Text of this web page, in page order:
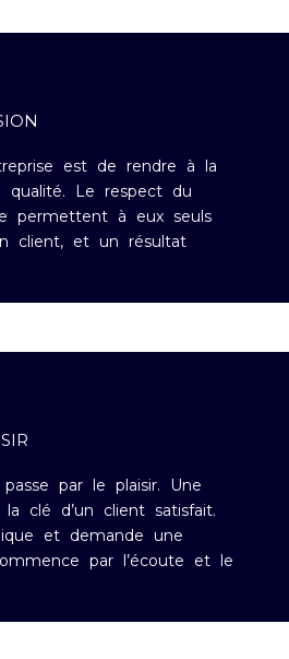
est de rendre à la
qualité. Le respect du
permettent à eux seuls
client, et un résultat
par le plaisir. Une
clé d’un client satisfait.
et demande une
par l’écoute et le